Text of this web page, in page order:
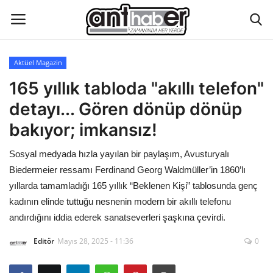
Künye
Eğitim
Hakkımızda
İletişim
Asayiş
Çevre
Aktüel Magazin
165 yıllık tabloda "akıllı telefon"
detayı... Gören dönüp dönüp
bakıyor; imkansız!
Sosyal medyada hızla yayılan bir paylaşım, Avusturyalı
Biedermeier ressamı Ferdinand Georg Waldmüller’in 1860’lı
yıllarda tamamladığı 165 yıllık “Beklenen Kişi” tablosunda genç
kadının elinde tuttuğu nesnenin modern bir akıllı telefonu
andırdığını iddia ederek sanatseverleri şaşkına çevirdi.
Editör Mayıs 28, 2025 - 11:36 0